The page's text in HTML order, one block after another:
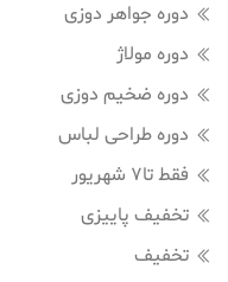
دوره جواهر دوزی
دوره مولاژ
دوره ضخیم دوزی
دوره طراحی لباس
فقط تا7 شهریور
تخفیف پاییزی
تخفیف